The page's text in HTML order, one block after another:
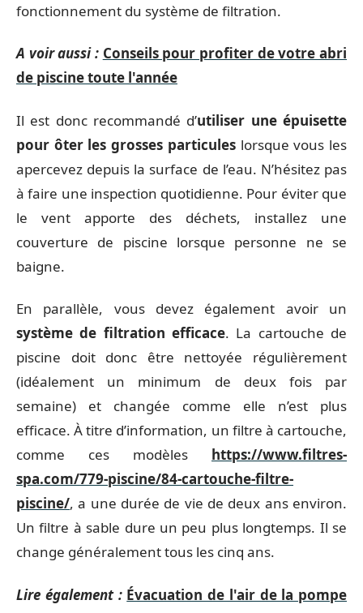
fonctionnement du système de filtration.
A voir aussi : Conseils pour profiter de votre abri
de piscine toute l'année
Il est donc recommandé d’utiliser une épuisette
pour ôter les grosses particuleslorsque vous les
apercevez depuis la surface de l’eau. N’hésitez pas
à faire une inspection quotidienne. Pour éviter que
le vent apporte des déchets, installez une
couverture de piscine lorsque personne ne se
baigne.
En parallèle, vous devez également avoir un
système de filtration efficace. La cartouche de
piscine doit donc être nettoyée régulièrement
(idéalement un minimum de deux fois par
semaine) et changée comme elle n’est plus
efficace. À titre d’information, un filtre à cartouche,
comme ces modèles https://www.filtres-
spa.com/779-piscine/84-cartouche-filtre-
piscine/, a une durée de vie de deux ans environ.
Un filtre à sable dure un peu plus longtemps. Il se
change généralement tous les cinq ans.
Lire également : Évacuation de l'air de la pompe